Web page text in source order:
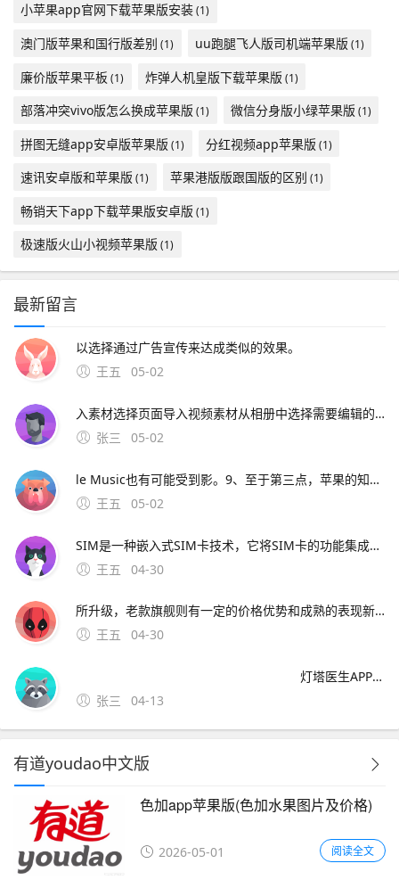
小苹果app官网下载苹果版安装(1)
澳门版苹果和国行版差别 (1) uu跑腿飞人版司机端苹果版 (1)
廉价版苹果平板 (1) 炸弹人机皇版下载苹果版 (1)
部落冲突vivo版怎么换成苹果版 (1) 微信分身版小绿苹果版 (1)
拼图无缝app安卓版苹果版 (1) 分红视频app苹果版 (1)
速讯安卓版和苹果版 (1) 苹果港版版跟国版的区别 (1)
畅销天下app下载苹果版安卓版 (1)
极速版火山小视频苹果版 (1)
最新留言
以选择通过广告宣传来达成类似的效果。
王五
05-02
入素材选择页面导入视频素材从相册中选择需要编辑的视频文件并确认导入进入特效功能区在视频编辑界面底部菜单栏找到并点击“特效”选项选择边缘加色特效在特效分类；如Ado
张三
05-02
le Music也有可能受到影。9、至于第三点，苹果的知名度是靠在手机行业独特的地位和高昂的售价，OV没有这个条件，所以选择通过广告宣传来达成类似的效果。
王五
05-02
SIM是一种嵌入式SIM卡技术，它将SIM卡的功能集成到设备的芯片中，从而消除了对物理SIM卡的需求用户可以通过软件轻松管理eSIM，无需像传统SIM卡。12、综合系统迭代逻辑功能体验和适配性来看，iOS 26更先进，但要结合设备型号和使用需求判断是否值得升级iO
王五
04-30
所升级，老款旗舰则有一定的价格优势和成熟的表现新款数字系列平板往往会搭载更新的处理器，带来更强劲的运算能力和图形处理能力，能更流畅地运行各类大型游戏专业软件等其屏幕显示技术或许也有改进，色彩更鲜艳画面。4、一产品定位差异1苹
王五
04-30
灯塔医生APP下载渠道：[安卓版]可以登陆360手机助手 、百度手机助手、小米应用商店等，各大应用市场搜索“灯塔医生”直接下载安装。[IOS版]登陆App Store 搜索“灯塔医生”直接下载安装。
张三
04-13
有道youdao中文版
色加app苹果版(色加水果图片及价格)
2026-05-01 阅读全文